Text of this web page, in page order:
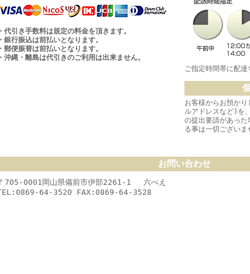
・代引き手数料は規定の料金を頂きます。
・銀行振込は前払いとなります。
・郵便振替は前払いとなります。
・沖縄・離島は代引きのご利用は出来ません。
ご指定時間帯に配達
お客様からお預か
ルアドレスなど)を
の提出要請があっ
る事は一切ございま
お問い合わせ
705-0001岡山県備前市伊部2261-1 六べえ
64-3520 FAX:0869-64-3528